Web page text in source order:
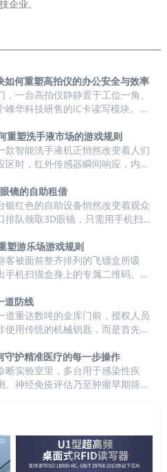
企业。
何重塑高拍仪的办公安全与效率
一台高拍仪静静置于工位一角。
华科技研售的IC卡读写模块。当
随着一声认证提示音，高拍仪的
屏幕上缓缓展开——这不仅是设备
化办公安全与成本管控流程的开
： &...
重塑洗手液市场的游戏规则
智能洗手液机正悄然改变着人们
时，红外传感器瞬间响应，内置
非仅在于"感应出泡"，而藏在其
模块中：它决定了只有粘贴了特定
唤醒这台机器的工作权限。 技术
镜的自助租借
红色的自助设备悄然改变着观众
队领取3D眼镜，只需用手机扫描
有RFID标签的3D眼镜被精准运送
开仓门取走眼镜的瞬间，一场由
动。 全流程自动化管理
塑游乐场游戏规则
被面前整齐排列的飞镖盒所吸
机扫描盒身上的专属二维码。在
灯由红转绿，盒盖应声解锁弹开
镖游戏，就此拉开序幕。 智慧
频RFID模块是整个系统的核心感
盖开启，系统瞬间记录被取...
道防线
重达数吨的金库门前，授权人员
用传统的机械钥匙，而是首先将
验证在毫秒间于后台完成比对，
金库门缓缓开启。与此同时，一
确到毫秒的时间戳记录，已同步
守护精准医疗的每一步操作
实验室里，多台用于感染性疾
神经免疫评估乃至肿瘤早期筛查
身份验证后随即启动，交互界面
单。一次事关重大的精准诊断流
备系统同步开启，开始记录与这
身份验证：精准操作的第...